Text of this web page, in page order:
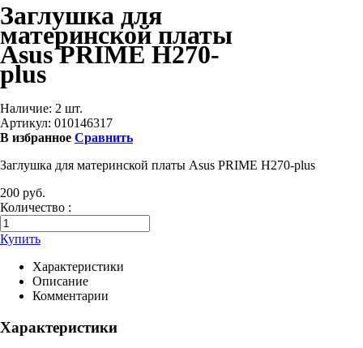
Заглушка для
материнской платы
Asus PRIME H270-
plus
Наличие: 2 шт.
Артикул: 010146317
В избранное Сравнить
Заглушка для материнской платы Asus PRIME H270-plus
200 руб.
Количество :
Купить
Характеристики
Описание
Комментарии
Характеристики